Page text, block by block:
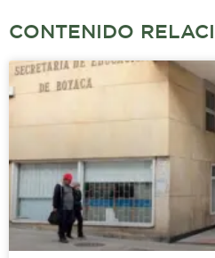
CONTENIDO